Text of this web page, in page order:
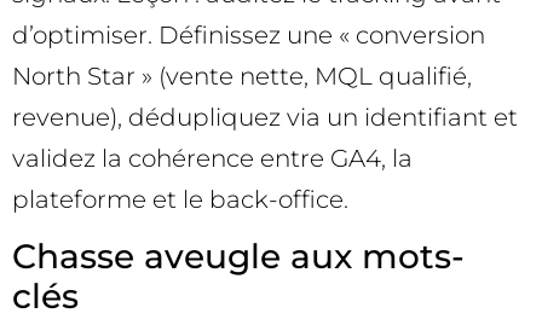
d’optimiser. Définissez une « conversion
North Star » (vente nette, MQL qualifié,
revenue), dédupliquez via un identifiant et
validez la cohérence entre GA4, la
plateforme et le back-office.
Chasse aveugle aux mots-
clés